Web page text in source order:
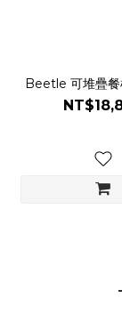
Beetle 可堆疊